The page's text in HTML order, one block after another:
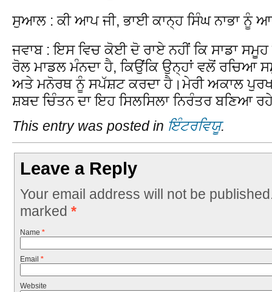
ਸੁਆਲ : ਕੀ ਆਪ ਜੀ, ਭਾਈ ਕਾਨ੍ਹ ਸਿੰਘ ਨਾਭਾ ਨੂੰ
ਜਵਾਬ : ਇਸ ਵਿਚ ਕੋਈ ਦੋ ਰਾਏ ਨਹੀਂ ਕਿ ਸਾਡਾ
ਰੋਲ ਮਾਡਲ ਮੰਨਦਾ ਹੈ, ਕਿਉਂਕਿ ਉਨ੍ਹਾਂ ਵਲੋਂ ਰਚਿਆ
ਅਤੇ ਮਨੋਰਥ ਨੂੰ ਸਪੱਸ਼ਟ ਕਰਦਾ ਹੈ।ਮੇਰੀ ਅਕਾਲ
ਸ਼ਬਦ ਚਿੰਤਨ ਦਾ ਇਹ ਸਿਲਸਿਲਾ ਨਿਰੰਤਰ ਬਣਿਆ
This entry was posted in ਇੰਟਰਵਿਯੂ.
Leave a Reply
Your email address will not be
marked *
Name *
Email *
Website